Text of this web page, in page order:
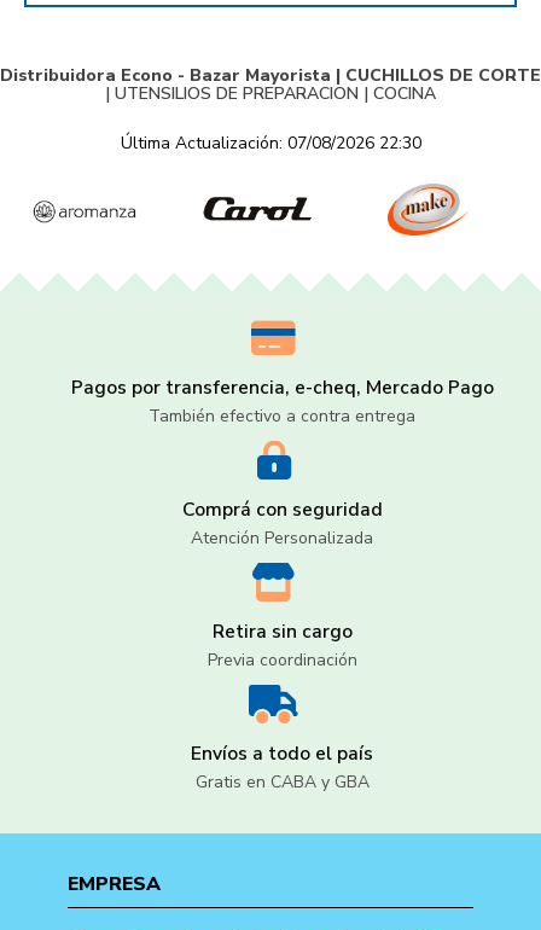
Distribuidora Econo - Bazar Mayorista | CUCHILLOS DE CORTE
| UTENSILIOS DE PREPARACION | COCINA
Última Actualización: 07/08/2026 22:30
Pagos por transferencia, e-cheq, Mercado Pago
También efectivo a contra entrega
Comprá con seguridad
Atención Personalizada
Retira sin cargo
Previa coordinación
Envíos a todo el país
Gratis en CABA y GBA
EMPRESA